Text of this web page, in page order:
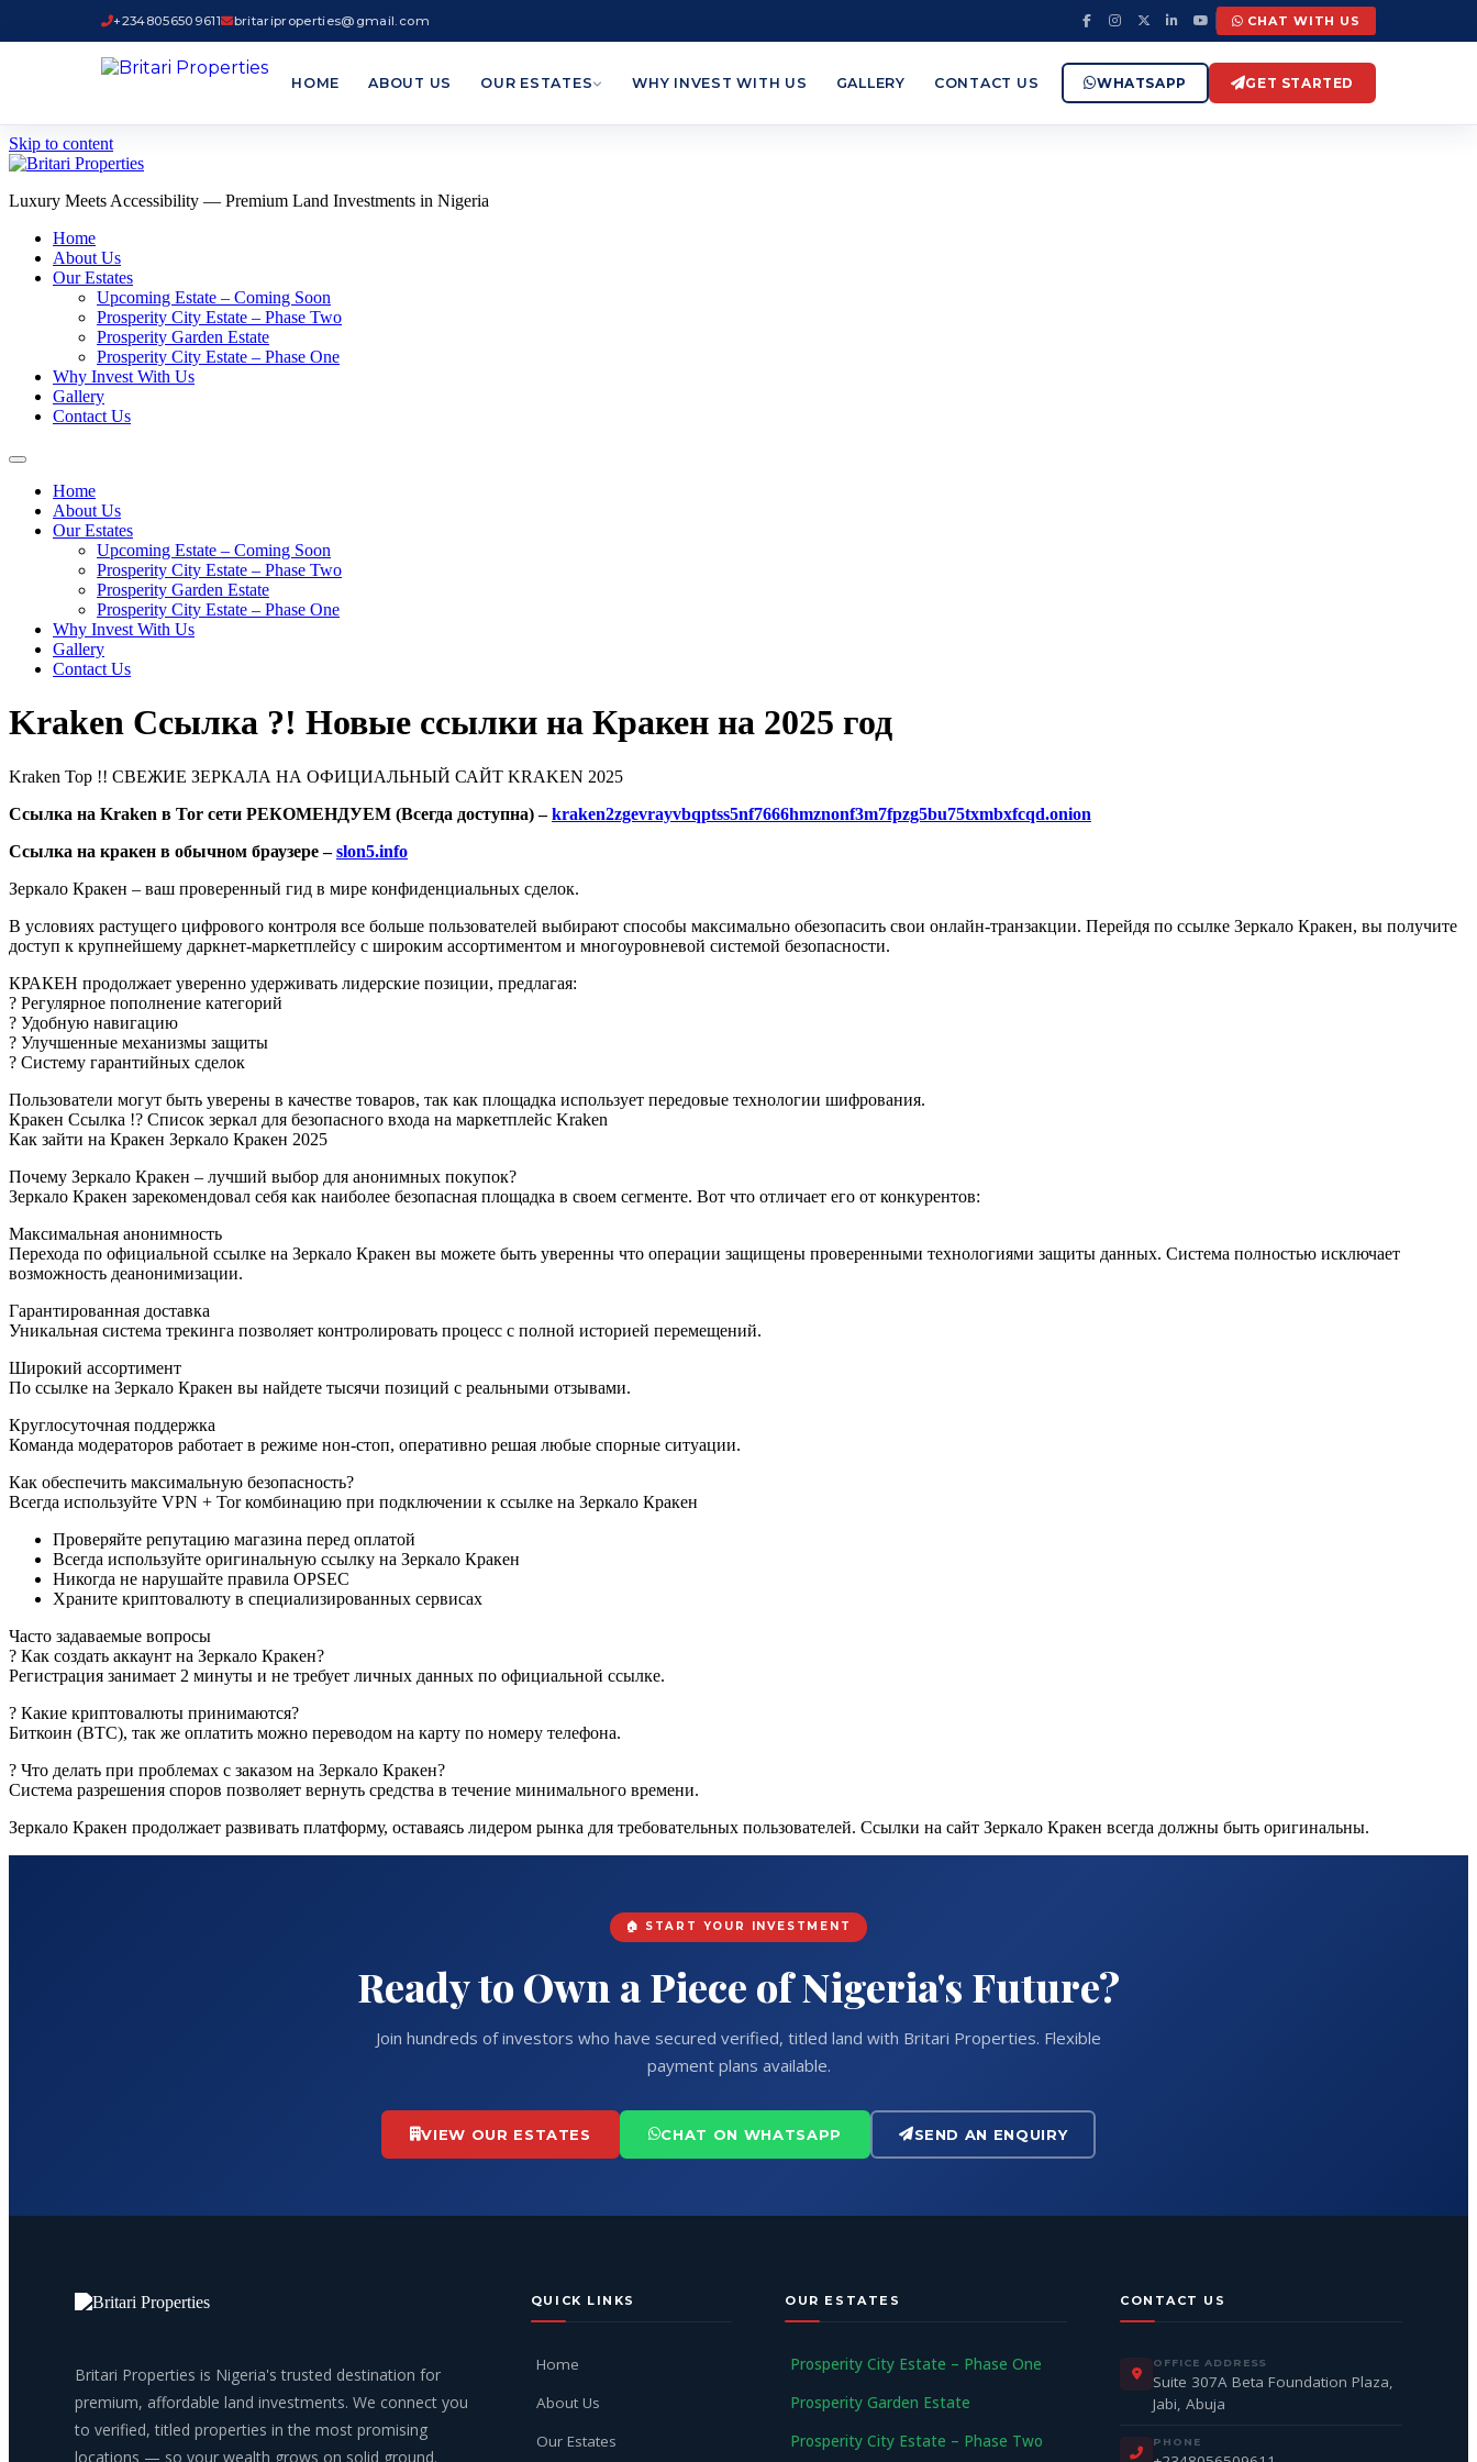
+2348056509611 britariproperties@gmail.com CHAT WITH US
HOME ABOUT US OUR ESTATES WHY INVEST WITH US GALLERY CONTACT US WHATSAPP GET STARTED
Skip to content
Luxury Meets Accessibility — Premium Land Investments in Nigeria
Home
About Us
Our Estates
Upcoming Estate – Coming Soon
Prosperity City Estate – Phase Two
Prosperity Garden Estate
Prosperity City Estate – Phase One
Why Invest With Us
Gallery
Contact Us
Home
About Us
Our Estates
Upcoming Estate – Coming Soon
Prosperity City Estate – Phase Two
Prosperity Garden Estate
Prosperity City Estate – Phase One
Why Invest With Us
Gallery
Contact Us
Kraken Ссылка ?! Новые ссылки на Кракен на 2025 год
Kraken Тор !! СВЕЖИЕ ЗЕРКАЛА НА ОФИЦИАЛЬНЫЙ САЙТ KRAKEN 2025
Ссылка на Kraken в Tor сети РЕКОМЕНДУЕМ (Всегда доступна) –kraken2zgevrayvbqptss5nf7666hmznonf3m7fpzg5bu75txmbxfcqd.onion
Ссылка на кракен в обычном браузере – slon5.info
Зеркало Кракен – ваш проверенный гид в мире конфиденциальных сделок.
В условиях растущего цифрового контроля все больше пользователей выбирают способы максимально обезопасить свои онлайн-транзакции. Перейдя по ссылке Зеркало Кракен, вы получите
доступ к крупнейшему даркнет-маркетплейсу с широким ассортиментом и многоуровневой системой безопасности.
КРАКЕН продолжает уверенно удерживать лидерские позиции, предлагая:
? Регулярное пополнение категорий
? Удобную навигацию
? Улучшенные механизмы защиты
? Систему гарантийных сделок
Пользователи могут быть уверены в качестве товаров, так как площадка использует передовые технологии шифрования.
Кракен Ссылка !? Список зеркал для безопасного входа на маркетплейс Kraken
Как зайти на Кракен Зеркало Кракен 2025
Почему Зеркало Кракен – лучший выбор для анонимных покупок?
Зеркало Кракен зарекомендовал себя как наиболее безопасная площадка в своем сегменте. Вот что отличает его от конкурентов:
Максимальная анонимность
Перехода по официальной ссылке на Зеркало Кракен вы можете быть уверенны что операции защищены проверенными технологиями защиты данных. Система полностью исключает
возможность деанонимизации.
Гарантированная доставка
Уникальная система трекинга позволяет контролировать процесс с полной историей перемещений.
Широкий ассортимент
По ссылке на Зеркало Кракен вы найдете тысячи позиций с реальными отзывами.
Круглосуточная поддержка
Команда модераторов работает в режиме нон-стоп, оперативно решая любые спорные ситуации.
Как обеспечить максимальную безопасность?
Всегда используйте VPN + Tor комбинацию при подключении к ссылке на Зеркало Кракен
Проверяйте репутацию магазина перед оплатой
Всегда используйте оригинальную ссылку на Зеркало Кракен
Никогда не нарушайте правила OPSEC
Храните криптовалюту в специализированных сервисах
Часто задаваемые вопросы
? Как создать аккаунт на Зеркало Кракен?
Регистрация занимает 2 минуты и не требует личных данных по официальной ссылке.
? Какие криптовалюты принимаются?
Биткоин (BTC), так же оплатить можно переводом на карту по номеру телефона.
? Что делать при проблемах с заказом на Зеркало Кракен?
Система разрешения споров позволяет вернуть средства в течение минимального времени.
Зеркало Кракен продолжает развивать платформу, оставаясь лидером рынка для требовательных пользователей. Ссылки на сайт Зеркало Кракен всегда должны быть оригинальны.
🏠 START YOUR INVESTMENT
Ready to Own a Piece of Nigeria's Future?
Join hundreds of investors who have secured verified, titled land with Britari Properties. Flexible
payment plans available.
VIEW OUR ESTATES CHAT ON WHATSAPP SEND AN ENQUIRY
Britari Properties is Nigeria's trusted destination for
premium, affordable land investments. We connect you
to verified, titled properties in the most promising
locations — so your wealth grows on solid ground.
QUICK LINKS
Home
About Us
Our Estates
OUR ESTATES
Prosperity City Estate – Phase One
Prosperity Garden Estate
Prosperity City Estate – Phase Two
CONTACT US
OFFICE ADDRESS
Suite 307A Beta Foundation Plaza,
Jabi, Abuja
PHONE